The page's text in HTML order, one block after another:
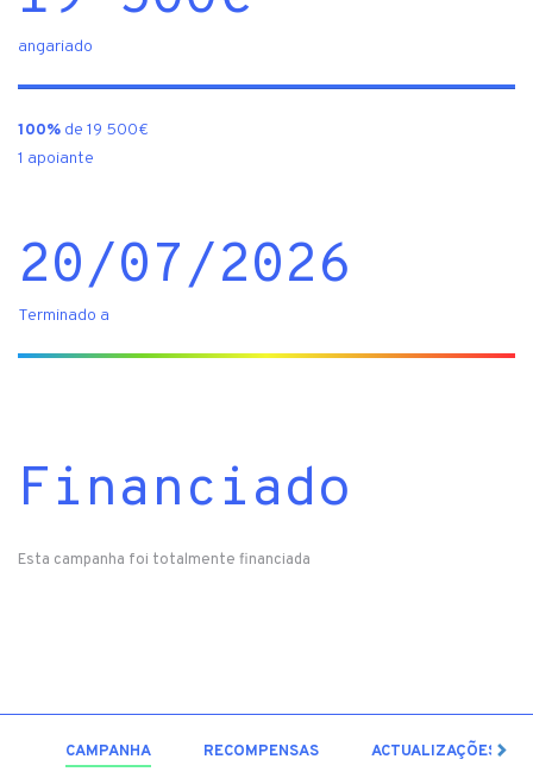
angariado
100% de 19 500€
1 apoiante
20/07/2026
Terminado a
Financiado
Esta campanha foi totalmente financiada
CAMPANHA RECOMPENSAS ACTUALIZAÇÕES